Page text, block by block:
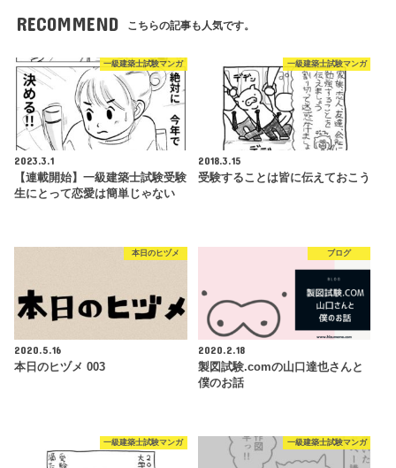
RECOMMEND こちらの記事も人気です。
一級建築士試験マンガ
2023.3.1
【連載開始】一級建築士試験受験
生にとって恋愛は簡単じゃない
一級建築士試験マンガ
2018.3.15
受験することは皆に伝えておこう
本日のヒヅメ
2020.5.16
本日のヒヅメ 003
ブログ
2020.2.18
製図試験.comの山口達也さんと
僕のお話
一級建築士試験マンガ 一級建築士試験マンガ